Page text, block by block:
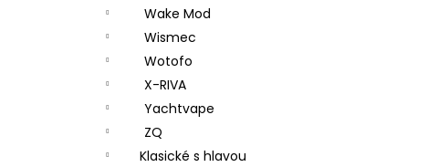
Wake Mod
Wismec
Wotofo
X-RIVA
Yachtvape
ZQ
Klasické s hlavou